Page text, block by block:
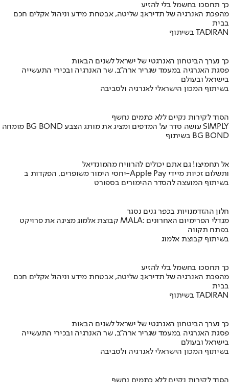
כך תחסכו בחשמל בלי להזיע
מהפכת האנרגיה של תדיראן: שליטה, אבטחת מידע וניהול אקלים חכם
בבית
בשיתוף TADIRAN
כך נערך הביטחון האנרגטי של ישראל לשנים הבאות
פסגת האנרגיה במעמד שגריר ארה"ב, שר האנרגיה ובכירי התעשייה
בישראל ובעולם
בשיתוף המכון הישראלי לאנרגיה ולסביבה
הסוד לקירות נקיים ללא כתמים נחשף
מומחה BG BOND עושה סדר על המדפים ומציג את מותג הצבע SIMPLY
בשיתוף BG BOND
אל תחמיצו! גם אתם יכולים להרוויח מהמונדיאל
יחסי הימור משופרים, הפקדות ב-Apple Pay ותשלום זכיות מיידי
בשיתוף המועצה להסדר ההימורים בספורט
חלון ההזדמנויות בכפר גנים נסגר
קבוצת אלמוג מציגה את פרויקט MALA: מגדלי הפרימיום האחרונים
בפתח תקווה
בשיתוף קבוצת אלמוג
כך תחסכו בחשמל בלי להזיע
מהפכת האנרגיה של תדיראן: שליטה, אבטחת מידע וניהול אקלים חכם
בבית
בשיתוף TADIRAN
כך נערך הביטחון האנרגטי של ישראל לשנים הבאות
פסגת האנרגיה במעמד שגריר ארה"ב, שר האנרגיה ובכירי התעשייה
בישראל ובעולם
בשיתוף המכון הישראלי לאנרגיה ולסביבה